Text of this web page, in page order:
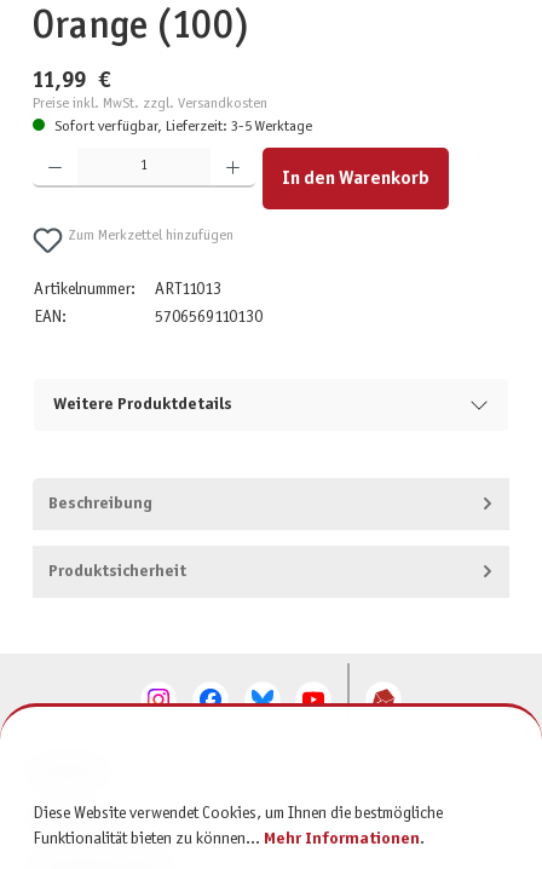
Orange (100)
11,99 €
Preise inkl. MwSt. zzgl. Versandkosten
Sofort verfügbar, Lieferzeit: 3-5 Werktage
Produkt Anzahl: Gib den gewünschten Wert ein oder benutze die Schaltflächen um die Anzahl zu
In den Warenkorb
Zum Merkzettel hinzufügen
Artikelnummer:
ART11013
EAN:
5706569110130
Weitere Produktdetails
Beschreibung
Produktsicherheit
SERVICE
Diese Website verwendet Cookies, um Ihnen die bestmögliche
Funktionalität bieten zu können... Mehr Informationen.